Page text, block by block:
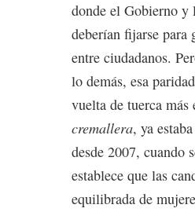
donde el Gobierno y
deberían fijarse para
entre ciudadanos.
lo demás, esa
vuelta de tuerca
cremallera, ya
desde 2007, cuando
establece que las
equilibrada de